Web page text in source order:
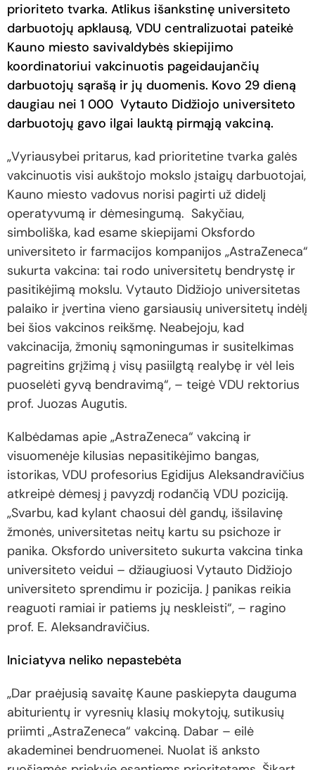
prioriteto tvarka. Atlikus išankstinę universiteto
darbuotojų apklausą, VDU centralizuotai pateikė
Kauno miesto savivaldybės skiepijimo
koordinatoriui vakcinuotis pageidaujančių
darbuotojų sąrašą ir jų duomenis. Kovo 29 dieną
daugiau nei 1 000 Vytauto Didžiojo universiteto
darbuotojų gavo ilgai lauktą pirmąją vakciną.
„Vyriausybei pritarus, kad prioritetine tvarka galės
vakcinuotis visi aukštojo mokslo įstaigų darbuotojai,
Kauno miesto vadovus norisi pagirti už didelį
operatyvumą ir dėmesingumą. Sakyčiau,
simboliška, kad esame skiepijami Oksfordo
universiteto ir farmacijos kompanijos „AstraZeneca“
sukurta vakcina: tai rodo universitetų bendrystę ir
pasitikėjimą mokslu. Vytauto Didžiojo universitetas
palaiko ir įvertina vieno garsiausių universitetų indėlį
bei šios vakcinos reikšmę. Neabejoju, kad
vakcinacija, žmonių sąmoningumas ir susitelkimas
pagreitins grįžimą į visų pasiilgtą realybę ir vėl leis
puoselėti gyvą bendravimą“, – teigė VDU rektorius
prof. Juozas Augutis.
Kalbėdamas apie „AstraZeneca“ vakciną ir
visuomenėje kilusias nepasitikėjimo bangas,
istorikas, VDU profesorius Egidijus Aleksandravičius
atkreipė dėmesį į pavyzdį rodančią VDU poziciją.
„Svarbu, kad kylant chaosui dėl gandų, išsilavinę
žmonės, universitetas neitų kartu su psichoze ir
panika. Oksfordo universiteto sukurta vakcina tinka
universiteto veidui – džiaugiuosi Vytauto Didžiojo
universiteto sprendimu ir pozicija. Į panikas reikia
reaguoti ramiai ir patiems jų neskleisti“, – ragino
prof. E. Aleksandravičius.
Iniciatyva neliko nepastebėta
„Dar praėjusią savaitę Kaune paskiepyta dauguma
abiturientų ir vyresnių klasių mokytojų, sutikusių
priimti „AstraZeneca“ vakciną. Dabar – eilė
akademinei bendruomenei. Nuolat iš anksto